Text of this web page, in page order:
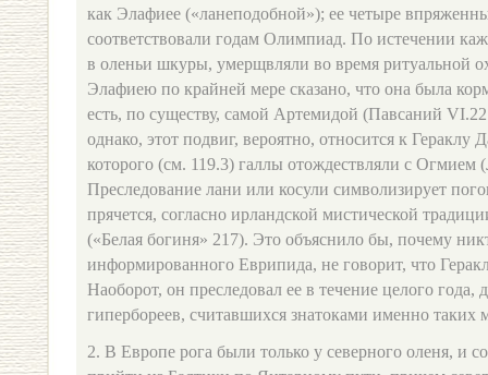
как Элафиее («ланеподобной»); ее четыре
соответствовали годам Олимпиад. По истечении
в оленьи шкуры, умерщвляли во время ритуальной
Элафиею по крайней мере сказано, что она была
есть, по существу, самой Артемидой (Павсаний
однако, этот подвиг, вероятно, относится к Гераклу
которого (см. 119.3) галлы отождествляли с Огмием
Преследование лани или косули символизирует
прячется, согласно ирландской мистической
(«Белая богиня» 217). Это объяснило бы, почему
информированного Еврипида, не говорит, что
Наоборот, он преследовал ее в течение целого года,
гипербореев, считавшихся знатоками именно таких
2. В Европе рога были только у северного оленя, и